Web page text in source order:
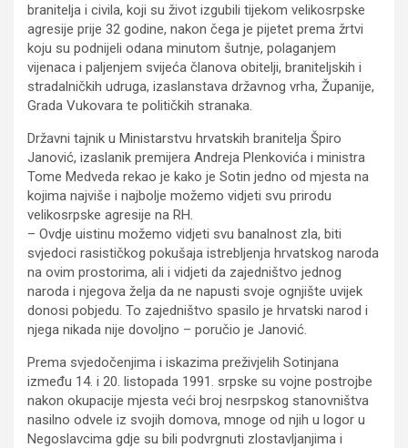
branitelja i civila, koji su život izgubili tijekom velikosrpske
agresije prije 32 godine, nakon čega je pijetet prema žrtvi
koju su podnijeli odana minutom šutnje, polaganjem
vijenaca i paljenjem svijeća članova obitelji, braniteljskih i
stradalničkih udruga, izaslanstava državnog vrha, Županije,
Grada Vukovara te političkih stranaka.
Državni tajnik u Ministarstvu hrvatskih branitelja Špiro
Janović, izaslanik premijera Andreja Plenkovića i ministra
Tome Medveda rekao je kako je Sotin jedno od mjesta na
kojima najviše i najbolje možemo vidjeti svu prirodu
velikosrpske agresije na RH.
– Ovdje uistinu možemo vidjeti svu banalnost zla, biti
svjedoci rasističkog pokušaja istrebljenja hrvatskog naroda
na ovim prostorima, ali i vidjeti da zajedništvo jednog
naroda i njegova želja da ne napusti svoje ognjište uvijek
donosi pobjedu. To zajedništvo spasilo je hrvatski narod i
njega nikada nije dovoljno – poručio je Janović.
Prema svjedočenjima i iskazima preživjelih Sotinjana
između 14. i 20. listopada 1991. srpske su vojne postrojbe
nakon okupacije mjesta veći broj nesrpskog stanovništva
nasilno odvele iz svojih domova, mnoge od njih u logor u
Negoslavcima gdje su bili podvrgnuti zlostavljanjima i